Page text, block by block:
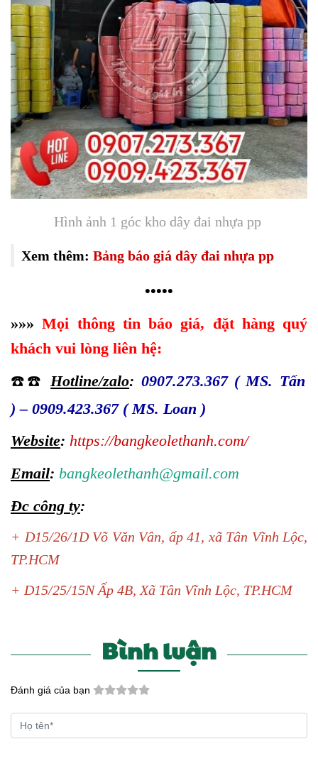
Hình ảnh 1 góc kho dây đai nhựa pp
Xem thêm: Bảng báo giá dây đai nhựa pp
•••••
»»» Mọi thông tin báo giá, đặt hàng quý
khách vui lòng liên hệ:
☎️☎️
Hotline/zalo: 0907.273.367 ( MS. Tấn
)– 0909.423.367 ( MS. Loan )
Website: https://bangkeolethanh.com/
Email: bangkeolethanh@gmail.com
Đc công ty:
+ D15/26/1D Võ Văn Vân, ấp 41, xã Tân Vĩnh Lộc,
TP.HCM
+ D15/25/15N Ấp 4B, Xã Tân Vĩnh Lộc, TP.HCM
Bình luận
Đánh giá của bạn